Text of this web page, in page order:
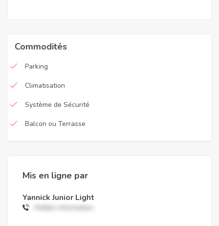
Commodités
Parking
Climatisation
Système de Sécurité
Balcon ou Terrasse
Mis en ligne par
Yannick Junior Light
Hidden information